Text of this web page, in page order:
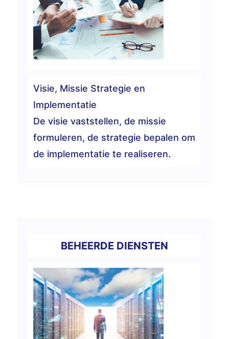
Visie, Missie Strategie en
Implementatie
De visie vaststellen, de missie
formuleren, de strategie bepalen om
de implementatie te realiseren.
BEHEERDE DIENSTEN